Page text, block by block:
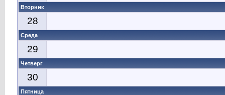
Вторник
28
Среда
29
Четверг
30
Пятница